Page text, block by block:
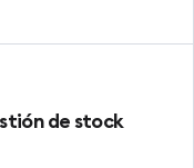
de stock